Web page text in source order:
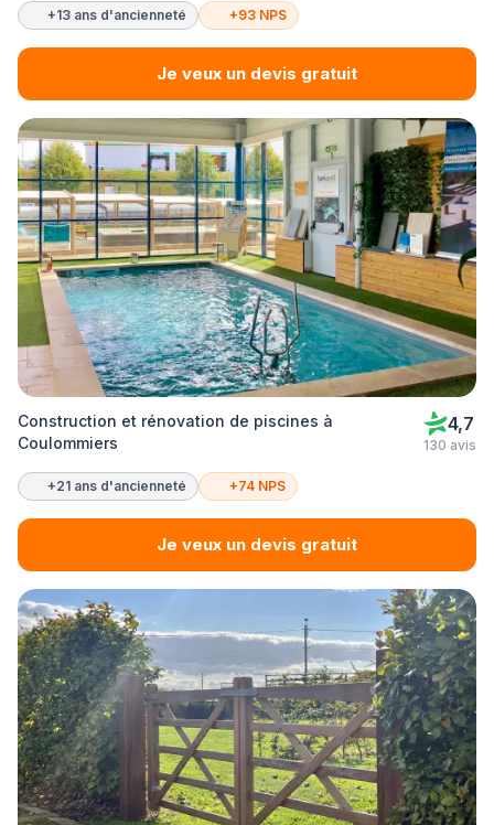
+13 ans d'ancienneté +93 NPS
Je veux un devis gratuit
Construction et rénovation de piscines à
Coulommiers
4,7
130 avis
+21 ans d'ancienneté +74 NPS
Je veux un devis gratuit